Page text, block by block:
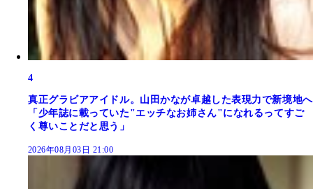
4
真正グラビアアイドル。山田かなが卓越した表現力で新境地へ
「少年誌に載っていた"エッチなお姉さん"になれるってすご
く尊いことだと思う」
2026年08月03日 21:00